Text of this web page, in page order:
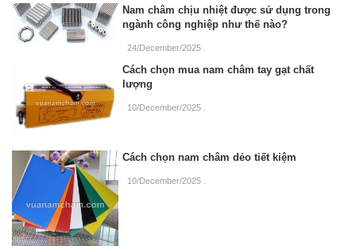
Nam châm chịu nhiệt được sử dụng trong
ngành công nghiệp như thế nào?
24/December/2025
Cách chọn mua nam châm tay gạt chất
lượng
10/December/2025
Cách chọn nam châm dẻo tiết kiệm
10/December/2025